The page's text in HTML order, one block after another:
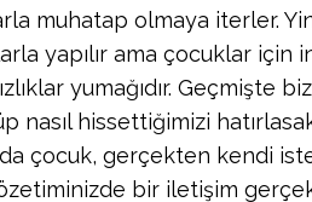
muhatap olmaya iterler.
yapılır ama çocuklar için
yumağıdır. Geçmişte
nasıl hissettiğimizi
çocuk, gerçekten kendi
bir iletişim